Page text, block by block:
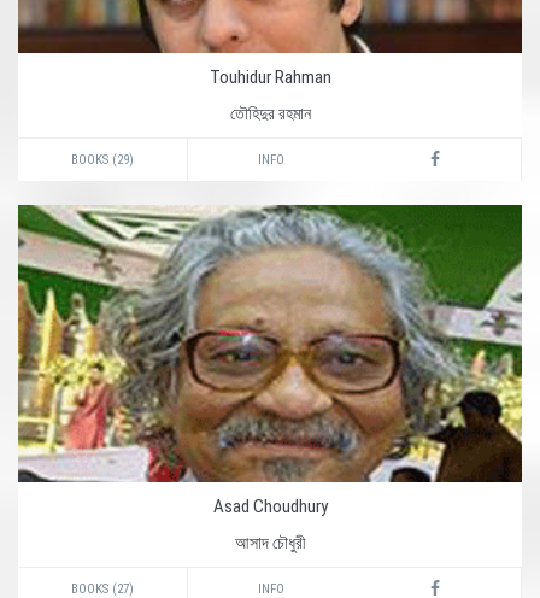
Touhidur Rahman
তৌহিদুর রহমান
BOOKS (29) INFO
Asad Choudhury
আসাদ চৌধুরী
BOOKS (27) INFO